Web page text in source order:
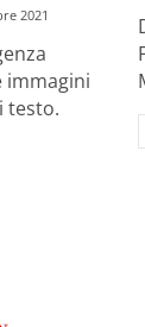
2021
immagini
testo.